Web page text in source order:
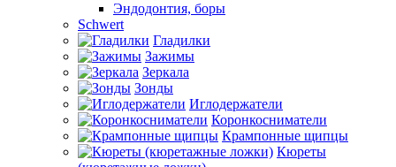
Эндодонтия, боры
Schwert
Гладилки
Зажимы
Зеркала
Зонды
Иглодержатели
Коронкосниматели
Крампонные щипцы
Кюреты